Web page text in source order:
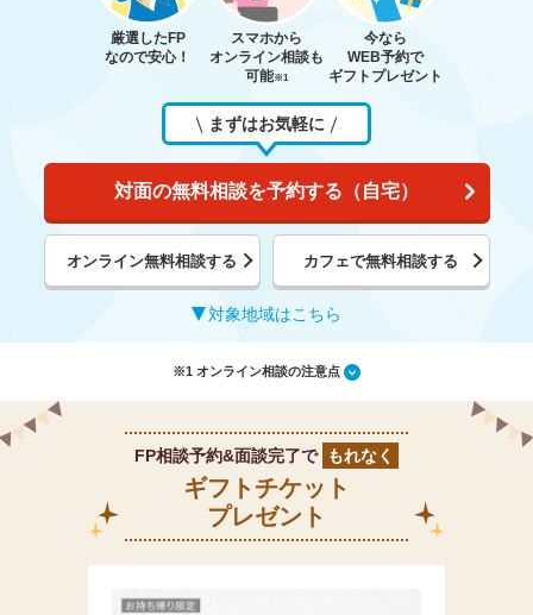
厳選したFP
なので安心！
スマホから
オンライン相談も
可能※1
今なら
WEB予約で
ギフトプレゼント
まずはお気軽に
対面の無料相談を予約する（自宅）
オンライン無料相談する カフェで無料相談する
対象地域はこちら
※1 オンライン相談の注意点
FP相談予約&面談完了で もれなく
ギフトチケット
プレゼント